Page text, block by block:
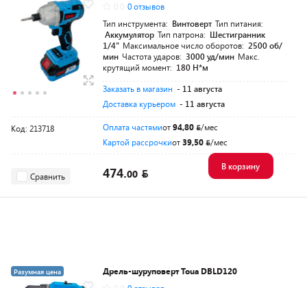
Разумная цена
0 отзывов
Тип инструмента: Винтоверт Тип питания:
Аккумулятор Тип патрона: Шестигранник
1/4" Максимальное число оборотов: 2500 об/
мин Частота ударов: 3000 уд/мин Макс.
крутящий момент: 180 Н*м
Заказать в магазин - 11 августа
Доставка курьером - 11 августа
Код: 213718 Оплата частямиот94,80
/мес
Картой рассрочкиот39,50 /мес
Сравнить 474.00
В корзину
Разумная цена
Дрель-шуруповерт Toua DBLD120